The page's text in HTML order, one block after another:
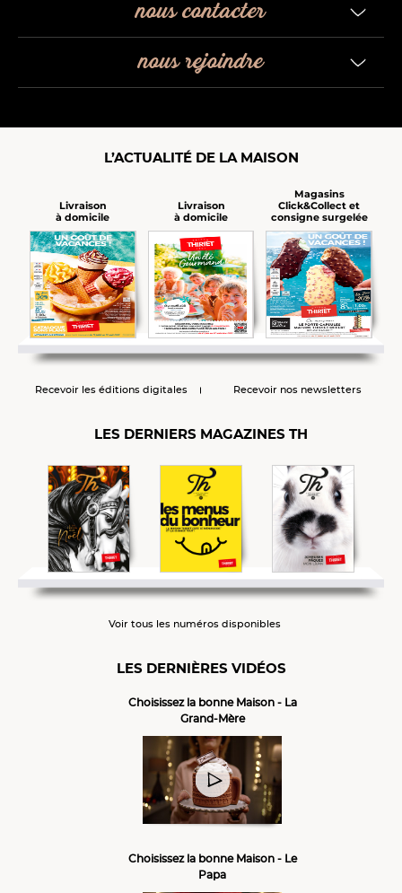
nous contacter
nous rejoindre
L’ACTUALITÉ DE LA MAISON
Livraison
à domicile
Livraison
à domicile
Magasins
Click&Collect et
consigne surgelée
Recevoir les éditions digitales Recevoir nos newsletters
LES DERNIERS MAGAZINES TH
Voir tous les numéros disponibles
LES DERNIÈRES VIDÉOS
Choisissez la bonne Maison - La
Grand-Mère
Choisissez la bonne Maison - Le
Papa